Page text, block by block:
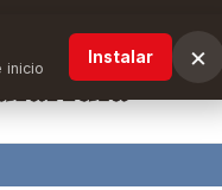
inicio
Instalar ×